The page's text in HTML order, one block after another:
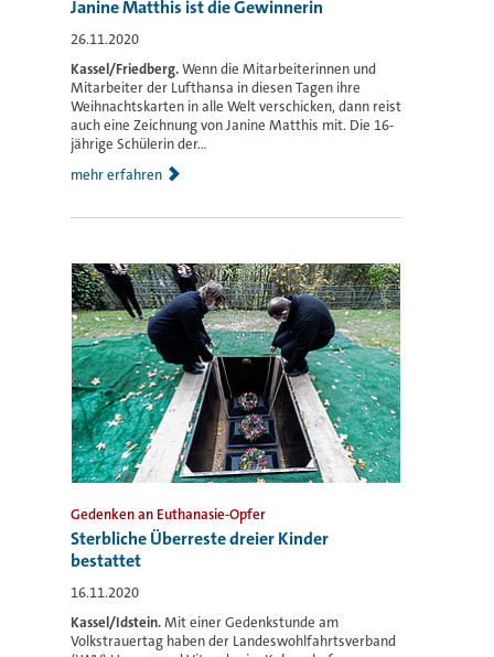
Janine Matthis ist die Gewinnerin
26.11.2020
Kassel/Friedberg.Wenn die Mitarbeiterinnen und
Mitarbeiter der Lufthansa in diesen Tagen ihre
Weihnachtskarten in alle Welt verschicken, dann reist
auch eine Zeichnung von Janine Matthis mit. Die 16-
jährige Schülerin der...
mehr erfahren
Gedenken an Euthanasie-Opfer
Sterbliche Überreste dreier Kinder
bestattet
16.11.2020
Kassel/Idstein.Mit einer Gedenkstunde am
Volkstrauertag haben der Landeswohlfahrtsverband